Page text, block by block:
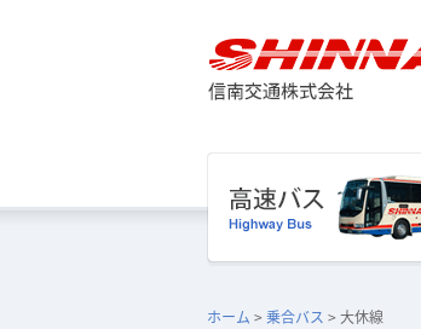
ホーム > 乗合バス > 大休線